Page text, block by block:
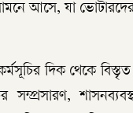
আসে, যা
দিক থেকে
সম্প্রসারণ,